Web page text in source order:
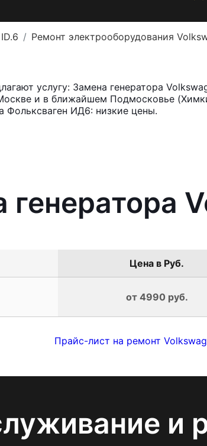
Ремонт электрооборудования
услугу: Замена генератора
и в ближайшем Подмосковье
Фольксваген ИД6: низкие цены.
Цена в Руб.
от 4990 руб.
Прайс-лист на ремонт
и